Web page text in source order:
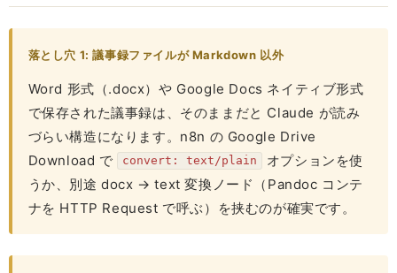
落とし穴 1: 議事録ファイルが Markdown 以外
Word 形式（.docx）や Google Docs ネイティブ形式
で保存された議事録は、そのままだと Claude が読み
づらい構造になります。n8n の Google Drive
Download で
convert: text/plain
オプションを使
うか、別途 docx → text 変換ノード（Pandoc コンテ
ナを HTTP Request で呼ぶ）を挟むのが確実です。